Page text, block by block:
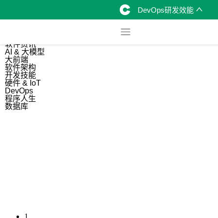
DevOps研发效能
软件资讯
AI & 大模型
大前端
软件架构
开发技能
硬件 & IoT
DevOps
程序人生
数据库
1